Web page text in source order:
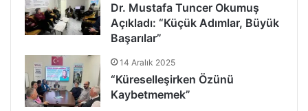
Dr. Mustafa Tuncer Okumuş
Açıkladı: “Küçük Adımlar, Büyük
Başarılar”
14 Aralık 2025
“Küreselleşirken Özünü
Kaybetmemek”